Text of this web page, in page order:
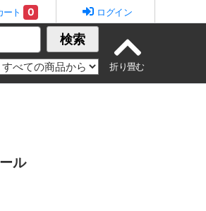
ート 0 ログイン
検索
ル